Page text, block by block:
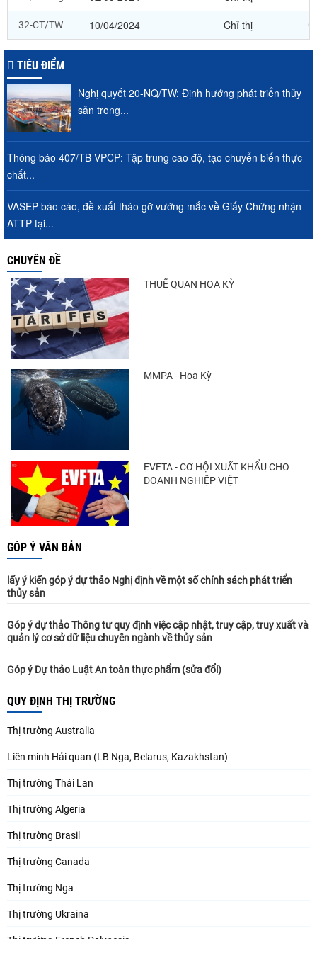
32-CT/TW 10/04/2024 Chỉ thị
TIÊU ĐIỂM
Nghị quyết 20-NQ/TW: Định hướng phát triển thủy
sản trong...
Thông báo 407/TB-VPCP: Tập trung cao độ, tạo chuyển biến thực
chất...
VASEP báo cáo, đề xuất tháo gỡ vướng mắc về Giấy Chứng nhận
ATTP tại...
CHUYÊN ĐỀ
THUẾ QUAN HOA KỲ
MMPA - Hoa Kỳ
EVFTA - CƠ HỘI XUẤT KHẨU CHO
DOANH NGHIỆP VIỆT
GÓP Ý VĂN BẢN
lấy ý kiến góp ý dự thảo Nghị định về một số chính sách phát triển
thủy sản
Góp ý dự thảo Thông tư quy định việc cập nhật, truy cập, truy xuất và
quản lý cơ sở dữ liệu chuyên ngành về thủy sản
Góp ý Dự thảo Luật An toàn thực phẩm (sửa đổi)
QUY ĐỊNH THỊ TRƯỜNG
Thị trường Australia
Liên minh Hải quan (LB Nga, Belarus, Kazakhstan)
Thị trường Thái Lan
Thị trường Algeria
Thị trường Brasil
Thị trường Canada
Thị trường Nga
Thị trường Ukraina
Thị trường French Polynesia